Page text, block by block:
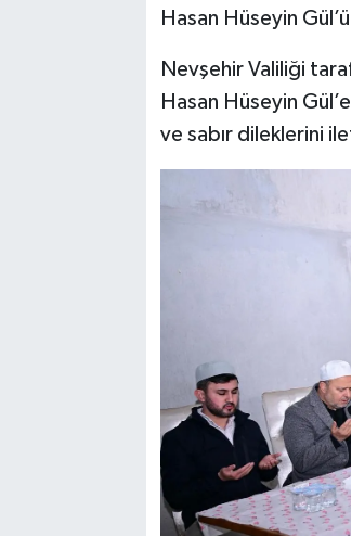
Hasan Hüseyin
Nevşehir Valiliği
Hasan Hüseyin
ve sabır dileklerini